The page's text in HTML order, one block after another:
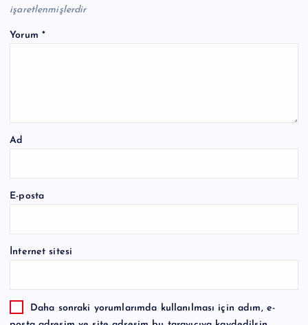
işaretlenmişlerdir
Yorum *
Ad
E-posta
İnternet sitesi
Daha sonraki yorumlarımda kullanılması için adım, e-